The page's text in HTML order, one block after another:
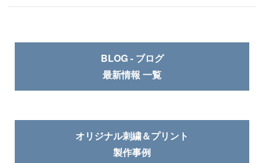
BLOG - ブログ
最新情報 一覧
オリジナル刺繍＆プリント
製作事例